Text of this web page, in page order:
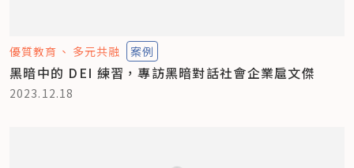
優質教育 多元共融 案例
黑暗中的 DEI 練習，專訪黑暗對話社會企業扈文傑
2023.12.18